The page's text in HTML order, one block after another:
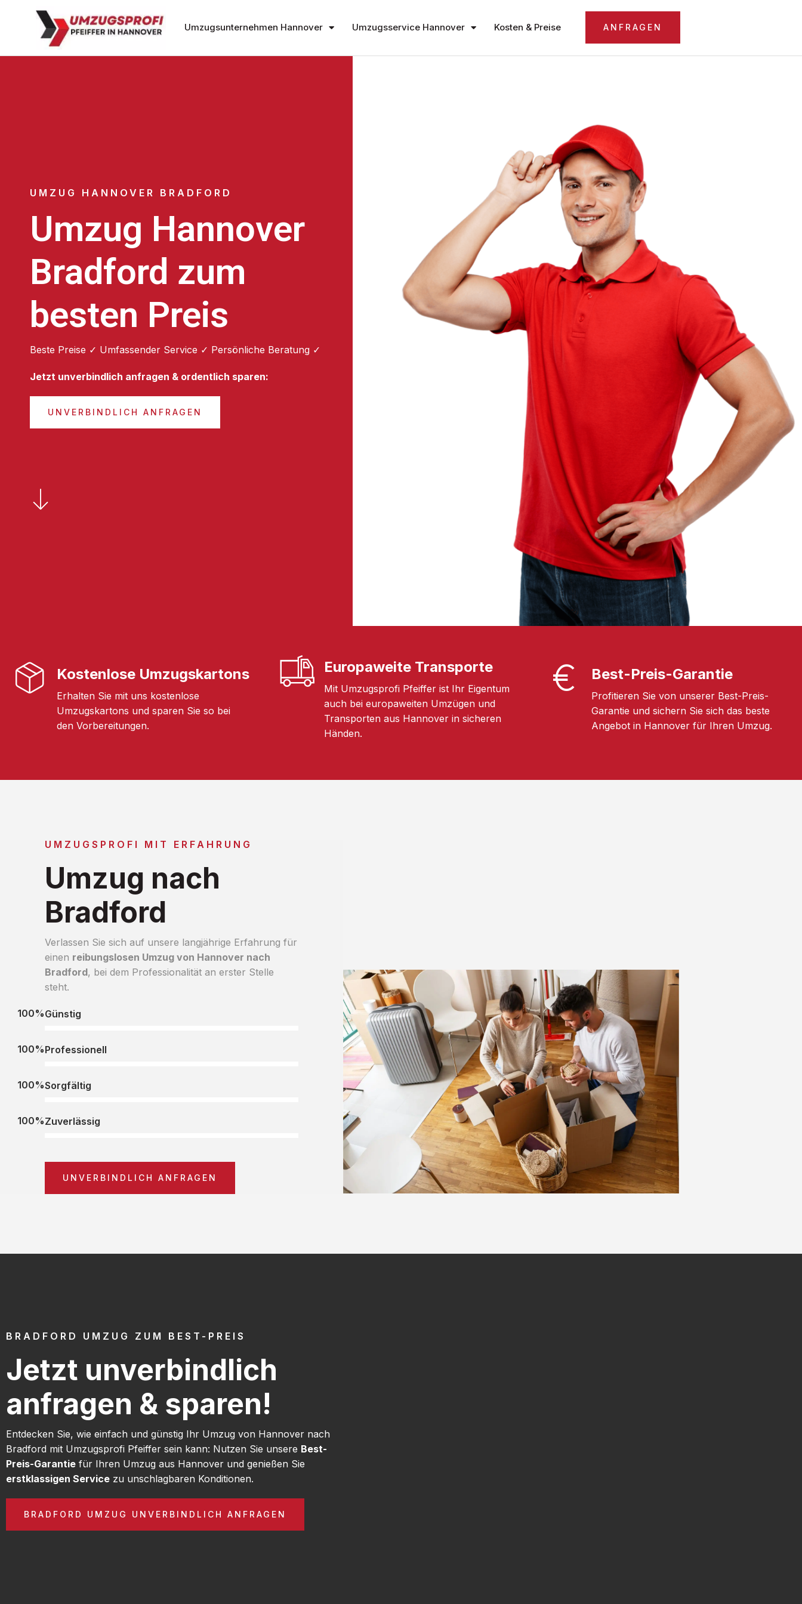
Umzugsunternehmen Hannover Umzugsservice Hannover Kosten & Preise ANFRAGEN
UMZUG HANNOVER BRADFORD
Umzug Hannover
Bradford zum
besten Preis
Beste Preise ✓ Umfassender Service ✓ Persönliche Beratung ✓
Jetzt unverbindlich anfragen & ordentlich sparen:
UNVERBINDLICH ANFRAGEN
Kostenlose Umzugskartons
Erhalten Sie mit uns kostenlose
Umzugskartons und sparen Sie so bei
den Vorbereitungen.
Europaweite Transporte
Mit Umzugsprofi Pfeiffer ist Ihr Eigentum
auch bei europaweiten Umzügen und
Transporten aus Hannover in sicheren
Händen.
Best-Preis-Garantie
Profitieren Sie von unserer Best-Preis-
Garantie und sichern Sie sich das beste
Angebot in Hannover für Ihren Umzug.
UMZUGSPROFI MIT ERFAHRUNG
Umzug nach
Bradford
Verlassen Sie sich auf unsere langjährige Erfahrung für
einen reibungslosen Umzug von Hannover nach
Bradford, bei dem Professionalität an erster Stelle
steht.
Günstig
100%
Professionell
100%
Sorgfältig
100%
Zuverlässig
100%
UNVERBINDLICH ANFRAGEN
BRADFORD UMZUG ZUM BEST-PREIS
Jetzt unverbindlich
anfragen & sparen!
Entdecken Sie, wie einfach und günstig Ihr Umzug von Hannover nach
Bradford mit Umzugsprofi Pfeiffer sein kann: Nutzen Sie unsere Best-
Preis-Garantie für Ihren Umzug aus Hannover und genießen Sie
erstklassigen Service zu unschlagbaren Konditionen.
BRADFORD UMZUG UNVERBINDLICH ANFRAGEN